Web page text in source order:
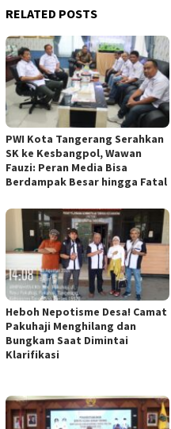
RELATED POSTS
PWI Kota Tangerang Serahkan
SK ke Kesbangpol, Wawan
Fauzi: Peran Media Bisa
Berdampak Besar hingga Fatal
Heboh Nepotisme Desa! Camat
Pakuhaji Menghilang dan
Bungkam Saat Dimintai
Klarifikasi